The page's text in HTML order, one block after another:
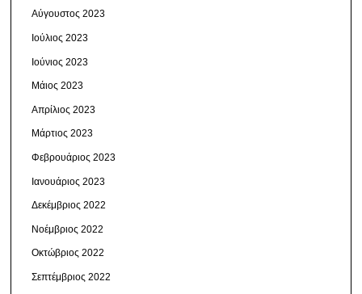
Αύγουστος 2023
Ιούλιος 2023
Ιούνιος 2023
Μάιος 2023
Απρίλιος 2023
Μάρτιος 2023
Φεβρουάριος 2023
Ιανουάριος 2023
Δεκέμβριος 2022
Νοέμβριος 2022
Οκτώβριος 2022
Σεπτέμβριος 2022